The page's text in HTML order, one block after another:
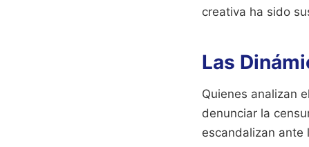
creativa ha sido
Las
Quienes analizan
denunciar la
escandalizan ante